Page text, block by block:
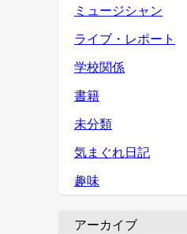
ミュージシャン
ライブ・レポート
学校関係
書籍
未分類
気まぐれ日記
趣味
アーカイブ